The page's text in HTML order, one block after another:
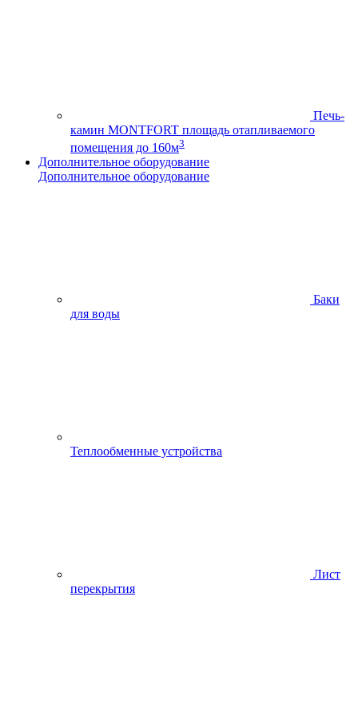
Печь-
камин MONTFORT площадь отапливаемого
помещения до 160м3
Дополнительное оборудование
Дополнительное оборудование
Баки
для воды
Теплообменные устройства
Лист
перекрытия